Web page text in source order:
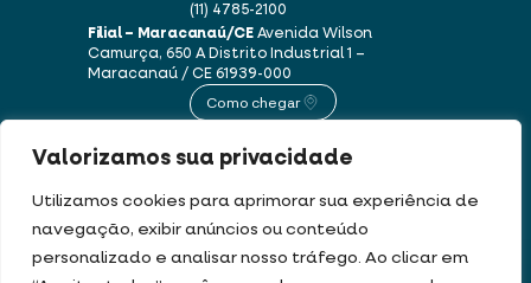
Valorizamos sua privacidade
Utilizamos cookies para aprimorar sua experiência de
navegação, exibir anúncios ou conteúdo
personalizado e analisar nosso tráfego. Ao clicar em
(11) 4785-2100
Filial – Maracanaú/CEAvenida Wilson
Camurça, 650 ADistrito Industrial 1 –
Maracanaú / CE61939-000
Como chegar
(85) 3250-1235
Este site usa cookies e dados pessoais de acordo com os nossosTermos de Uso e